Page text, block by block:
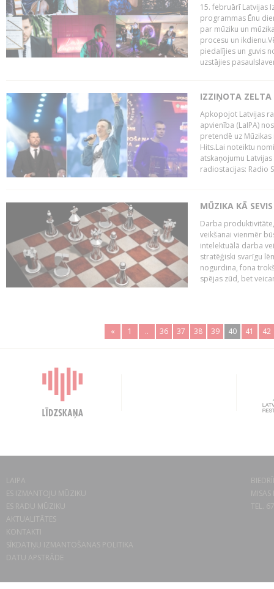
15. februārī Latvijas
programmas Ēnu
par mūziku un
procesu un
piedalījies un guvis
uzstājies
IZZIŅOTA ZELTA
Apkopojot Latvijas
apvienība (LaIPA)
pretendē uz
Hits.Lai noteiktu
atskaņojumu
radiostacijas: Radio
MŪZIKA KĀ
Darba
veikšanai vienmēr
intelektuālā darba
stratēģiski svarīgu
nogurdina, fona
spējas zūd, bet
« 1 .. 36 37 38 39 40 41 42
LAIPA
ES IZMANTOJU MŪZIKU
ES RADU MŪZIKU
AKTUALITĀTES
KONTAKTI
SĪKDATŅU IZMANTOŠANAS POLITIKA
DATU APSTRĀDE
TEL.